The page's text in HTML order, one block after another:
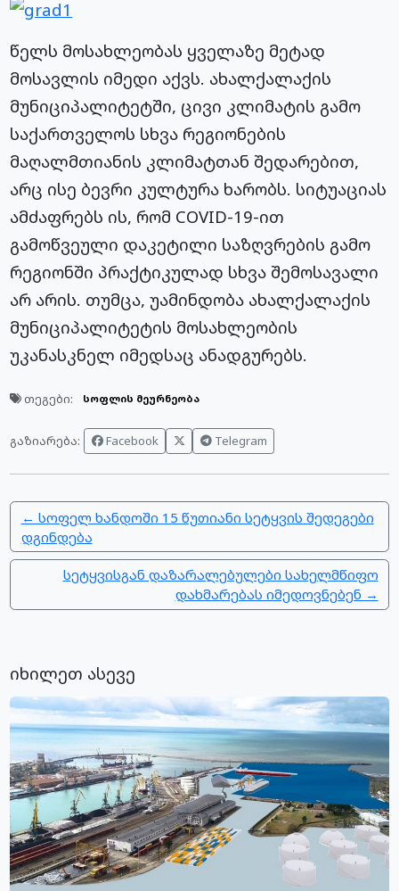
წელს მოსახლეობას ყველაზე მეტად
მოსავლის იმედი აქვს. ახალქალაქის
მუნიციპალიტეტში, ცივი კლიმატის გამო
საქართველოს სხვა რეგიონების
მაღალმთიანის კლიმატთან შედარებით,
არც ისე ბევრი კულტურა ხარობს. სიტუაციას
ამძაფრებს ის, რომ COVID-19-ით
გამოწვეული დაკეტილი საზღვრების გამო
რეგიონში პრაქტიკულად სხვა შემოსავალი
არ არის. თუმცა, უამინდობა ახალქალაქის
მუნიციპალიტეტის მოსახლეობის
უკანასკნელ იმედსაც ანადგურებს.
თეგები: სოფლის მეურნეობა
გაზიარება: Facebook Telegram
← სოფელ ხანდოში 15 წუთიანი სეტყვის შედეგები
დგინდება
სეტყვისგან დაზარალებულები სახელმწიფო
დახმარებას იმედოვნებენ →
იხილეთ ასევე